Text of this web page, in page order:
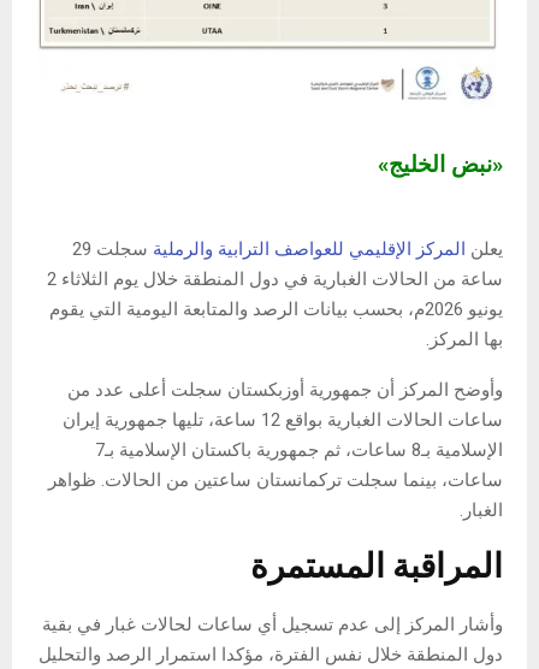
«نبض الخليج»
يعلن المركز الإقليمي للعواصف الترابية والرملية
سجلت 29
ساعة من الحالات الغبارية في دول المنطقة خلال يوم الثلاثاء 2
يونيو 2026م، بحسب بيانات الرصد والمتابعة اليومية التي يقوم
بها المركز.
وأوضح المركز أن جمهورية أوزبكستان سجلت أعلى عدد من
ساعات الحالات الغبارية بواقع 12 ساعة، تليها جمهورية إيران
الإسلامية بـ8 ساعات، ثم جمهورية باكستان الإسلامية بـ7
ساعات، بينما سجلت تركمانستان ساعتين من الحالات. ظواهر
الغبار.
المراقبة المستمرة
وأشار المركز إلى عدم تسجيل أي ساعات لحالات غبار في بقية
دول المنطقة خلال نفس الفترة، مؤكدا استمرار الرصد والتحليل